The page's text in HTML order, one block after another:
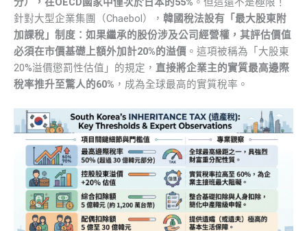
針對大型企業集團（Chaebol）， 韓國稅法設有「最大股東附
加課稅」制度：如果繼承的股份涉及公司經營權，其評估價值
必須在市價基礎上額外加計20%的溢價 。這項被稱為「大股東
20%溢價懲罰性估值」的規定， 直接將企業主的實質最高邊際
稅率推升至驚人的60% ，成為全球最高的實質稅率。